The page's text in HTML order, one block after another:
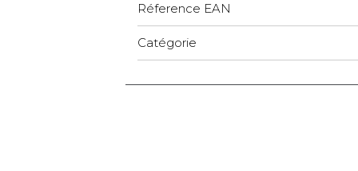
Réference EAN
Catégorie